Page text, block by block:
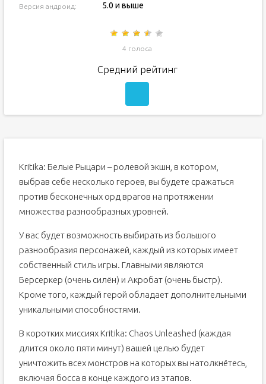
Версия андроид: 5.0 и выше
4 голоса
Средний рейтинг
Kritika: Белые Рыцари – ролевой экшн, в котором,
выбрав себе несколько героев, вы будете сражаться
против бесконечных орд врагов на протяжении
множества разнообразных уровней.
У вас будет возможность выбирать из большого
разнообразия персонажей, каждый из которых имеет
собственный стиль игры. Главными являются
Берсеркер (очень силён) и Акробат (очень быстр).
Кроме того, каждый герой обладает дополнительными
уникальными способностями.
В коротких миссиях Kritika: Chaos Unleashed (каждая
длится около пяти минут) вашей целью будет
уничтожить всех монстров на которых вы натолкнётесь,
включая босса в конце каждого из этапов.